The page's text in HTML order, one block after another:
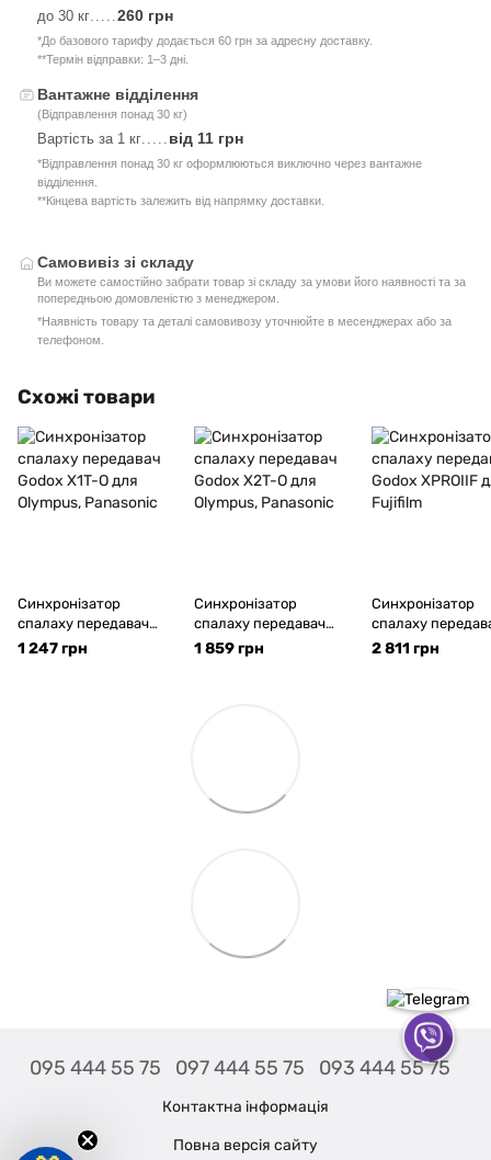
до 30 кг 260 грн
*До базового тарифу додається 60 грн за адресну доставку.
**Термін відправки: 1–3 дні.
Вантажне відділення
(Відправлення понад 30 кг)
Вартість за 1 кг від 11 грн
*Відправлення понад 30 кг оформлюються виключно через вантажне
відділення.
**Кінцева вартість залежить від напрямку доставки.
Самовивіз зі складу
Ви можете самостійно забрати товар зі складу за умови його наявності та за
попередньою домовленістю з менеджером.
*Наявність товару та деталі самовивозу уточнюйте в месенджерах або за
телефоном.
Схожі товари
Синхронізатор
спалаху передавач
Godox X1T-O для
1 247 грн
Синхронізатор
спалаху передавач
Godox X2T-O для
1 859 грн
Синхронізатор
спалаху
Godox XPROIIF
2 811 грн
095 444 55 75 097 444 55 75 093 444 55 75
Контактна інформація
Повна версія сайту